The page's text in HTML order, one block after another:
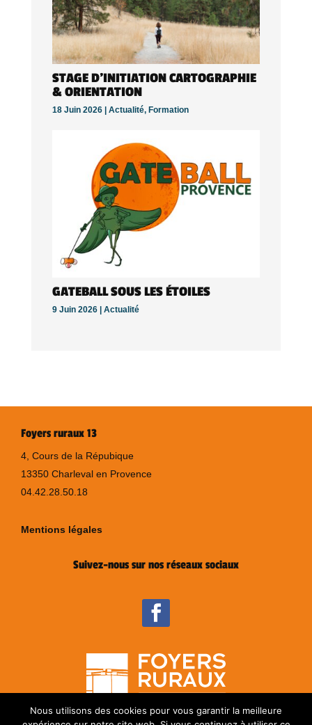
STAGE D’INITIATION CARTOGRAPHIE
& ORIENTATION
18 Juin 2026 | Actualité, Formation
GATEBALL SOUS LES ÉTOILES
9 Juin 2026 | Actualité
Foyers ruraux 13
4, Cours de la Répubique
13350 Charleval en Provence
04.42.28.50.18
Mentions légales
Suivez-nous sur nos réseaux sociaux
Nous utilisons des cookies pour vous garantir la meilleure